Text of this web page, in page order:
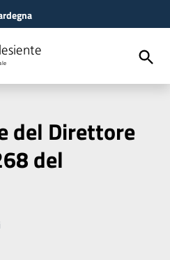
del Direttore
del